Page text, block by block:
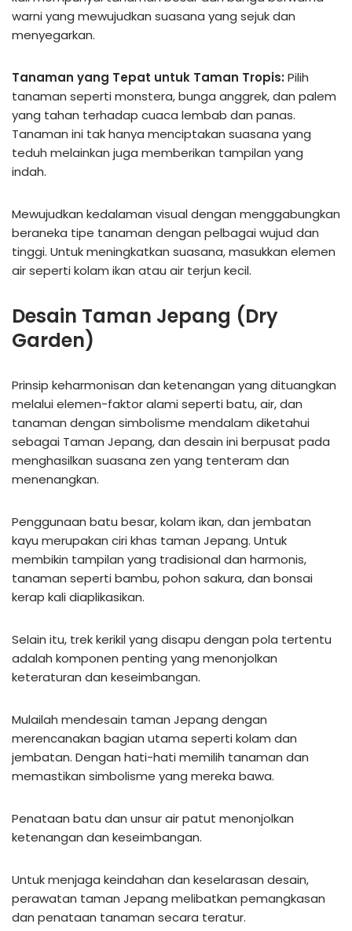
warni yang mewujudkan suasana yang sejuk dan
menyegarkan.
Tanaman yang Tepat untuk Taman Tropis: Pilih
tanaman seperti monstera, bunga anggrek, dan palem
yang tahan terhadap cuaca lembab dan panas.
Tanaman ini tak hanya menciptakan suasana yang
teduh melainkan juga memberikan tampilan yang
indah.
Mewujudkan kedalaman visual dengan menggabungkan
beraneka tipe tanaman dengan pelbagai wujud dan
tinggi. Untuk meningkatkan suasana, masukkan elemen
air seperti kolam ikan atau air terjun kecil.
Desain Taman Jepang (Dry
Garden)
Prinsip keharmonisan dan ketenangan yang dituangkan
melalui elemen-faktor alami seperti batu, air, dan
tanaman dengan simbolisme mendalam diketahui
sebagai Taman Jepang, dan desain ini berpusat pada
menghasilkan suasana zen yang tenteram dan
menenangkan.
Penggunaan batu besar, kolam ikan, dan jembatan
kayu merupakan ciri khas taman Jepang. Untuk
membikin tampilan yang tradisional dan harmonis,
tanaman seperti bambu, pohon sakura, dan bonsai
kerap kali diaplikasikan.
Selain itu, trek kerikil yang disapu dengan pola tertentu
adalah komponen penting yang menonjolkan
keteraturan dan keseimbangan.
Mulailah mendesain taman Jepang dengan
merencanakan bagian utama seperti kolam dan
jembatan. Dengan hati-hati memilih tanaman dan
memastikan simbolisme yang mereka bawa.
Penataan batu dan unsur air patut menonjolkan
ketenangan dan keseimbangan.
Untuk menjaga keindahan dan keselarasan desain,
perawatan taman Jepang melibatkan pemangkasan
dan penataan tanaman secara teratur.